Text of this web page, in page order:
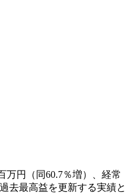
万円（同60.7％増）、経常
去最高益を更新する実績と